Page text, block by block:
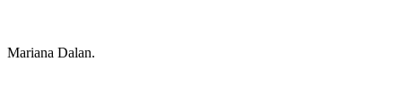
Mariana Dalan.